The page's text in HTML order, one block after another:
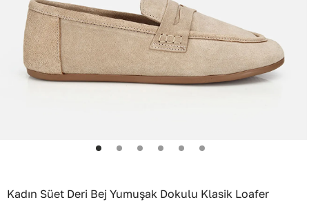
Kadın Süet Deri Bej Yumuşak Dokulu Klasik Loafer